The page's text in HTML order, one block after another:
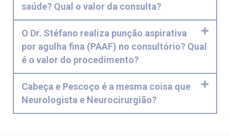
saúde? Qual o valor da consulta?
O Dr. Stéfano realiza punção aspirativa
por agulha fina (PAAF) no consultório? Qual
é o valor do procedimento?
Cabeça e Pescoço é a mesma coisa que
Neurologista e Neurocirurgião?